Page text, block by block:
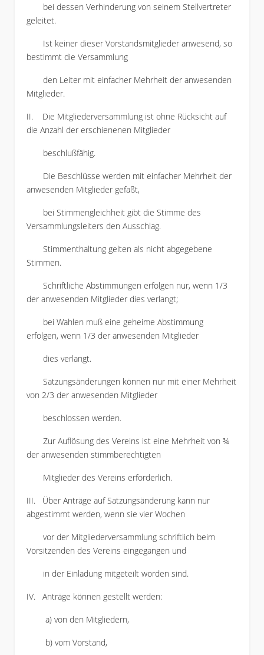
bei dessen Verhinderung von seinem Stellvertreter
geleitet.
Ist keiner dieser Vorstandsmitglieder anwesend, so
bestimmt die Versammlung
den Leiter mit einfacher Mehrheit der anwesenden
Mitglieder.
II. Die Mitgliederversammlung ist ohne Rücksicht auf
die Anzahl der erschienenen Mitglieder
beschlußfähig.
Die Beschlüsse werden mit einfacher Mehrheit der
anwesenden Mitglieder gefaßt,
bei Stimmengleichheit gibt die Stimme des
Versammlungsleiters den Ausschlag.
Stimmenthaltung gelten als nicht abgegebene
Stimmen.
Schriftliche Abstimmungen erfolgen nur, wenn 1/3
der anwesenden Mitglieder dies verlangt;
bei Wahlen muß eine geheime Abstimmung
erfolgen, wenn 1/3 der anwesenden Mitglieder
dies verlangt.
Satzungsänderungen können nur mit einer Mehrheit
von 2/3 der anwesenden Mitglieder
beschlossen werden.
Zur Auflösung des Vereins ist eine Mehrheit von ¾
der anwesenden stimmberechtigten
Mitglieder des Vereins erforderlich.
III. Über Anträge auf Satzungsänderung kann nur
abgestimmt werden, wenn sie vier Wochen
vor der Mitgliederversammlung schriftlich beim
Vorsitzenden des Vereins eingegangen und
in der Einladung mitgeteilt worden sind.
IV. Anträge können gestellt werden:
a) von den Mitgliedern,
b) vom Vorstand,